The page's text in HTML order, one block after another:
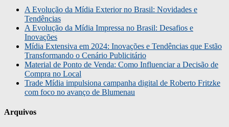
A Evolução da Mídia Exterior no Brasil: Novidades e
Tendências
A Evolução da Mídia Impressa no Brasil: Desafios e
Inovações
Mídia Extensiva em 2024: Inovações e Tendências que Estão
Transformando o Cenário Publicitário
Material de Ponto de Venda: Como Influenciar a Decisão de
Compra no Local
Trade Mídia impulsiona campanha digital de Roberto Fritzke
com foco no avanço de Blumenau
Arquivos